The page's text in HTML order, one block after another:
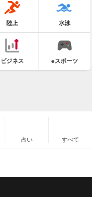
陸上 水泳
ビジネス eスポーツ
占い すべて